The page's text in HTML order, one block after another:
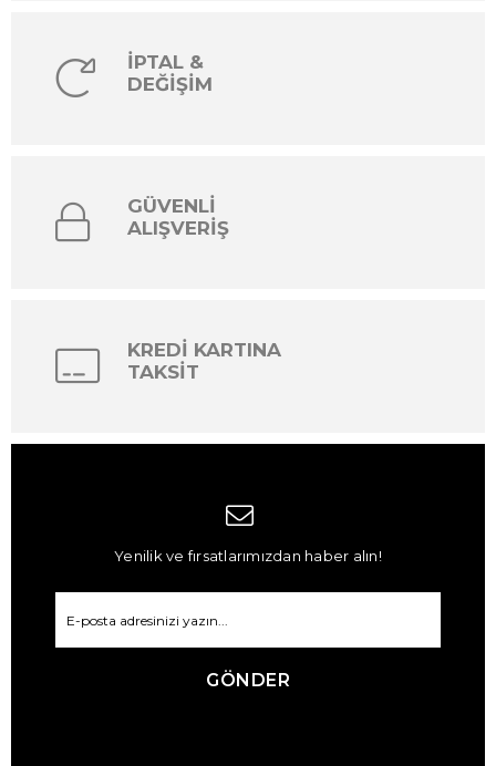
İPTAL &
DEĞİŞİM
GÜVENLİ
ALIŞVERİŞ
KREDİ KARTINA
TAKSİT
Yenilik ve fırsatlarımızdan haber alın!
GÖNDER